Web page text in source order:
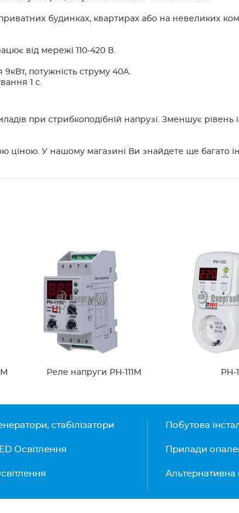
будинках, квартирах або на невеликих
від мережі 110-420 В.
потужність струму 40А.
1 с.
при стрибкоподібній напрузі. Зменшує рівень
ціною. У нашому магазині Ви знайдете ще багато
Реле напруги РН-111М РН-
стабілізатори
Освітлення
Побутова
Прилади
Альтернативна